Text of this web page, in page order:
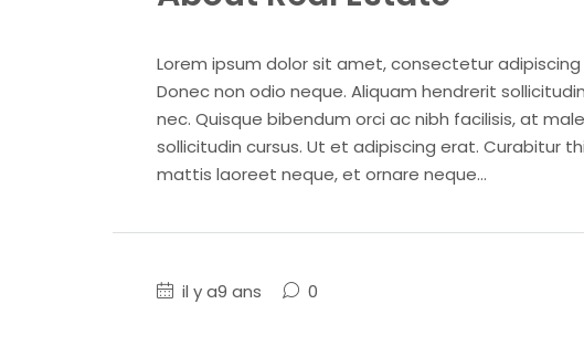
Lorem ipsum dolor sit amet, consectetur
Donec non odio neque. Aliquam hendrerit
nec. Quisque bibendum orci ac nibh facilisis, at
sollicitudin cursus. Ut et adipiscing erat. Curabitur
mattis laoreet neque, et ornare neque...
il y a9 ans 0